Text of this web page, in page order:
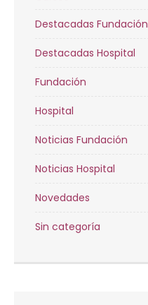
Destacadas Fundación
Destacadas Hospital
Fundación
Hospital
Noticias Fundación
Noticias Hospital
Novedades
Sin categoría